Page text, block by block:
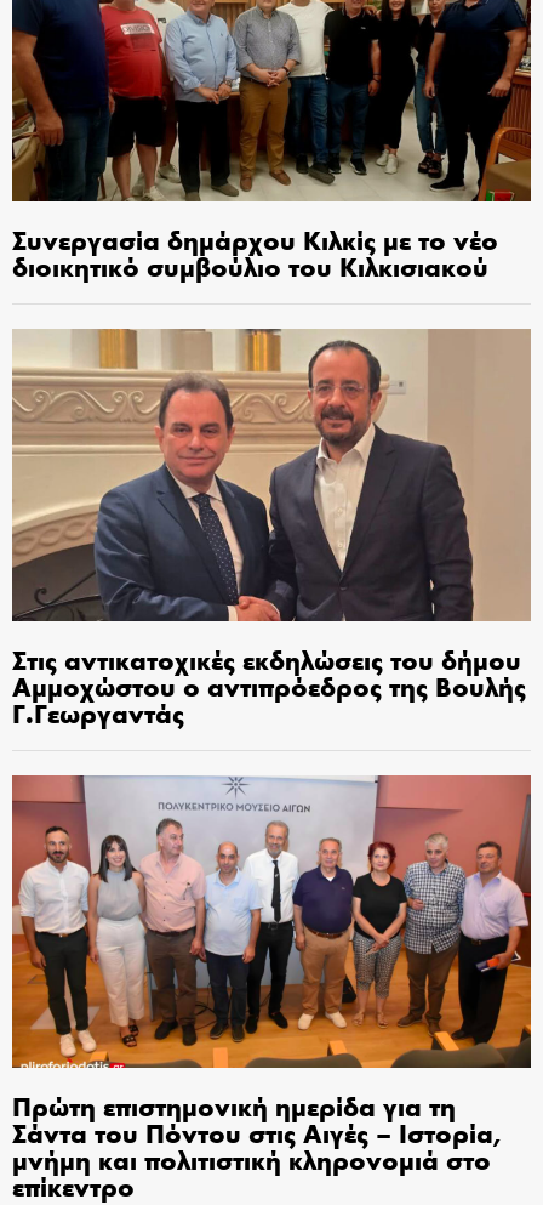
Συνεργασία δημάρχου Κιλκίς με το νέο
διοικητικό συμβούλιο του Κιλκισιακού
Στις αντικατοχικές εκδηλώσεις του δήμου
Αμμοχώστου ο αντιπρόεδρος της Βουλής
Γ.Γεωργαντάς
Πρώτη επιστημονική ημερίδα για τη
Σάντα του Πόντου στις Αιγές – Ιστορία,
μνήμη και πολιτιστική κληρονομιά στο
επίκεντρο